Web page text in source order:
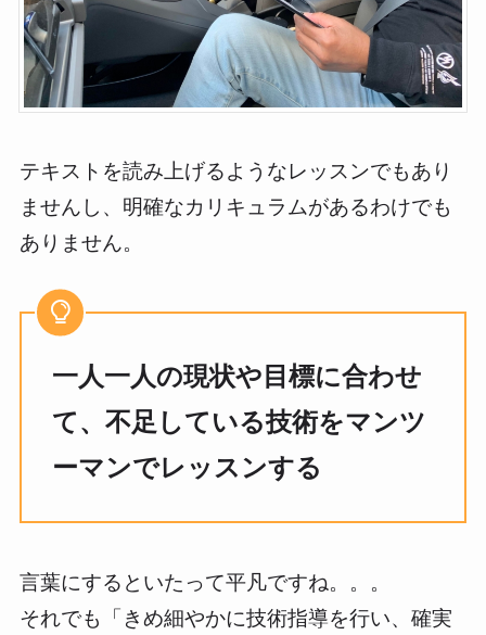
テキストを読み上げるようなレッスンでもあり
ませんし、明確なカリキュラムがあるわけでも
ありません。
一人一人の現状や目標に合わせ
て、不足している技術をマンツ
ーマンでレッスンする
言葉にするといたって平凡ですね。。。
それでも「きめ細やかに技術指導を行い、確実